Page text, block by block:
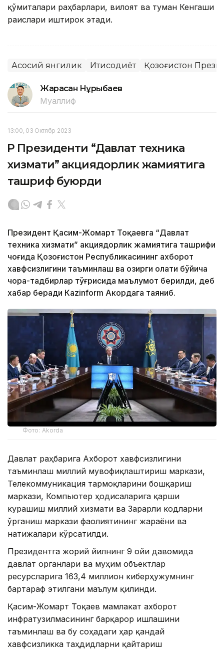
қўмиталари раҳбарлари, вилоят ва туман Кенгаши
раислари иштирок этади.
Асосий янгилик Иқтисодиёт Қозоғистон
Жарасқан Нұрыбаев
Муаллиф
13:00, 03 Октябр 2023
ҚР Президенти “Давлат техника
хизмати” акциядорлик жамиятига
ташриф буюрди
Президент Қасим-Жомарт Тоқаевга “Давлат
техника хизмати” акциядорлик жамиятига ташрифи
чоғида Қозоғистон Республикасининг ахборот
хавфсизлигини таъминлаш ва ҳозирги ҳолати бўйича
чора-тадбирлар тўғрисида маълумот берилди, деб
хабар беради Каzinform Акордага таяниб.
Фото: Akorda
Давлат раҳбарига Ахборот хавфсизлигини
таъминлаш миллий мувофиқлаштириш маркази,
Телекоммуникация тармоқларини бошқариш
маркази, Компьютер ҳодисаларига қарши
курашиш миллий хизмати ва Зарарли кодларни
ўрганиш маркази фаолиятининг жараёни ва
натижалари кўрсатилди.
Президентга жорий йилнинг 9 ойи давомида
давлат органлари ва муҳим объектлар
ресурсларига 163,4 миллион киберҳужумнинг
бартараф этилгани маълум қилинди.
Қасим-Жомарт Тоқаев мамлакат ахборот
инфратузилмасининг барқарор ишлашини
таъминлаш ва бу соҳадаги ҳар қандай
хавфсизликка таҳдидларни қайтариш